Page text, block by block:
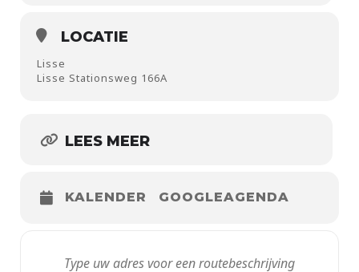
LOCATIE
Lisse
Lisse Stationsweg 166A
LEES MEER
KALENDER GOOGLEAGENDA